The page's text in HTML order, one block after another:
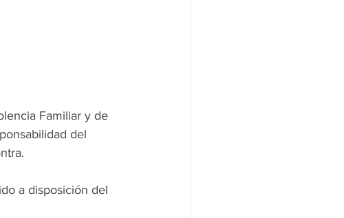
Familiar y de
del
a disposición del